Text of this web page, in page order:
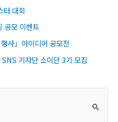
터 대회
공모 이벤트
사」아이디어 공모전
기자단 소이단 3기 모집